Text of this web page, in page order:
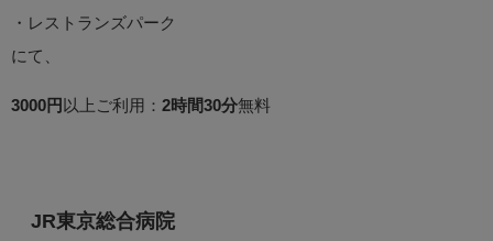
・レストランズパーク
にて、
3000円 以上ご利用： 2時間30分無料
JR東京総合病院